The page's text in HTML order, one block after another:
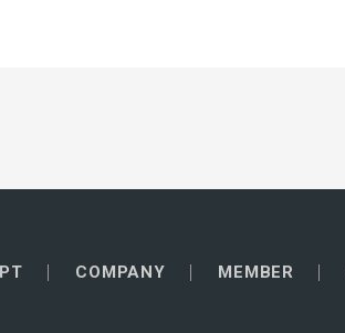
COMPANY MEMBER